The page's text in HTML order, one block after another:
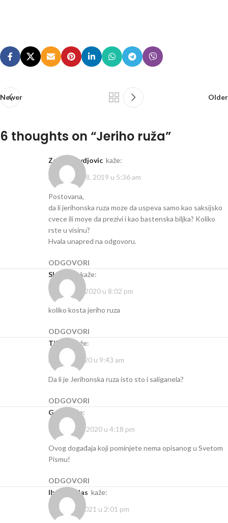
Newer Older
6 thoughts on “Jeriho ruža”
Zorica Jevdjovic kaže:
novembar 18, 2019 u 5:36 am
Postovana,
da li jerihonska ruza moze da uspeva samo kao saksijsko
cvece ili moye da prezivi i kao bastenska biljka? Koliko
rste u visinu?
Hvala unapred na odgovoru.
ODGOVORI
Sladjana kaže:
februar 21, 2020 u 8:02 pm
koliko kosta jeriho ruza
ODGOVORI
Tijana
kaže:
mart 11, 2020 u 9:43 am
Da li je Jerihonska ruza isto sto i saliganela?
ODGOVORI
Gost
kaže:
oktobar 16, 2020 u 4:18 pm
Ovog događaja koji pominjete nema opisanog u Svetom
Pismu!
ODGOVORI
Ibolja Njilas kaže:
februar 2, 2021 u 2:01 pm